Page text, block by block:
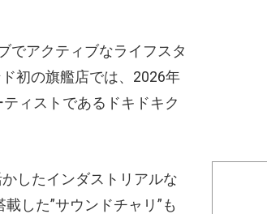
でアクティブなライフスタ
ド初の旗艦店では、2026年
ィストであるドキドキク
したインダストリアルな
した”サウンドチャリ”も